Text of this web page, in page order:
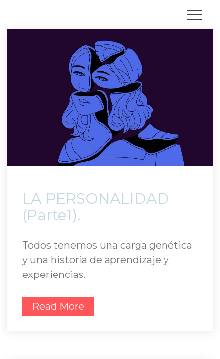
LA PERSONALIDAD
(Parte1).
Todos tenemos una carga genética
y una historia de aprendizaje y
experiencias.
Read More